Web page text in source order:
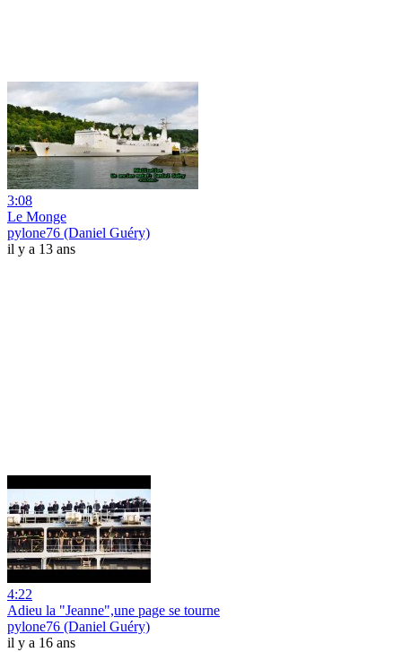
3:08
Le Monge
pylone76 (Daniel Guéry)
il y a 13 ans
4:22
Adieu la "Jeanne",une page se tourne
pylone76 (Daniel Guéry)
il y a 16 ans